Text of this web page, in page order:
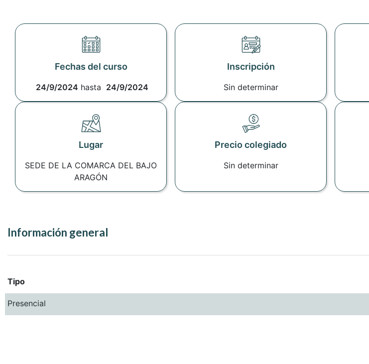
Fechas del curso
24/9/2024 hasta 24/9/2024
Inscripción
Sin determinar
Lugar
SEDE DE LA COMARCA DEL BAJO
ARAGÓN
Precio colegiado
Sin determinar
Información general
Tipo
Presencial